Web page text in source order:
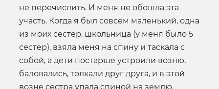
не перечислить. И меня не обошла эта
участь. Когда я был совсем маленький, одна
из моих сестер, школьница (у меня было 5
сестер), взяла меня на спину и таскала с
собой, а дети постарше устроили возню,
баловались, толкали друг друга, и в этой
возне сестра упала спиной на землю,